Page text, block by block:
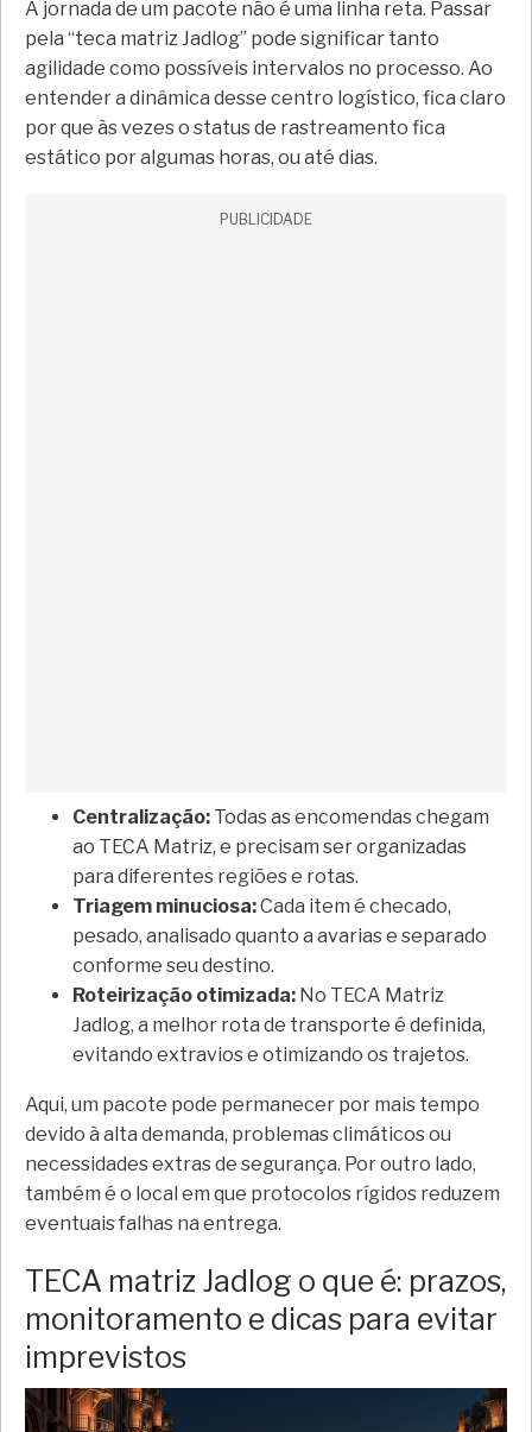
A jornada de um pacote não é uma linha reta. Passar
pela “teca matriz Jadlog” pode significar tanto
agilidade como possíveis intervalos no processo. Ao
entender a dinâmica desse centro logístico, fica claro
por que às vezes o status de rastreamento fica
estático por algumas horas, ou até dias.
PUBLICIDADE
Centralização: Todas as encomendas chegam
ao TECA Matriz, e precisam ser organizadas
para diferentes regiões e rotas.
Triagem minuciosa:Cada item é checado,
pesado, analisado quanto a avarias e separado
conforme seu destino.
Roteirização otimizada: No TECA Matriz
Jadlog, a melhor rota de transporte é definida,
evitando extravios e otimizando os trajetos.
Aqui, um pacote pode permanecer por mais tempo
devido à alta demanda, problemas climáticos ou
necessidades extras de segurança. Por outro lado,
também é o local em que protocolos rígidos reduzem
eventuais falhas na entrega.
TECA matriz Jadlog o que é: prazos,
monitoramento e dicas para evitar
imprevistos